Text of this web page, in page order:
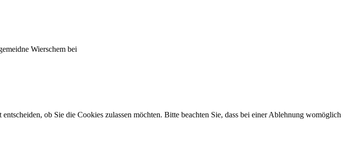
Wierschem bei
ob Sie die Cookies zulassen möchten. Bitte beachten Sie, dass bei einer Ablehnung womöglich